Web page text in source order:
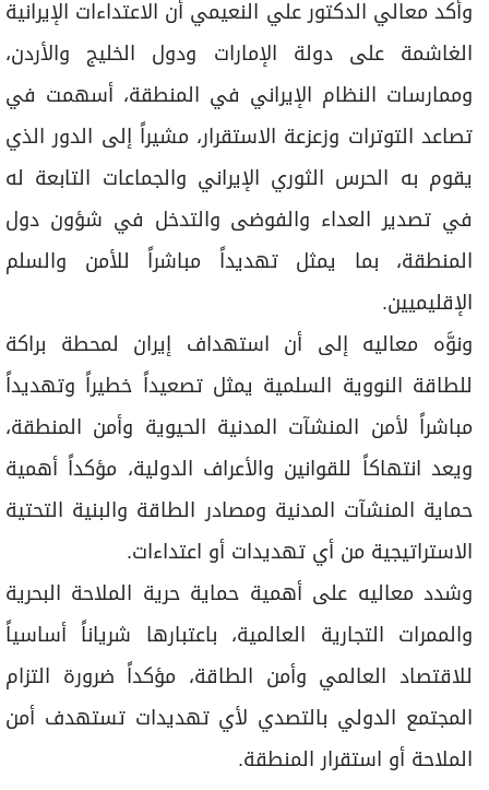
وأكد معالي الدكتور علي النعيمي أن الاعتداءات الإيرانية
الغاشمة على دولة الإمارات ودول الخليج والأردن،
وممارسات النظام الإيراني في المنطقة، أسهمت في
تصاعد التوترات وزعزعة الاستقرار، مشيراً إلى الدور الذي
يقوم به الحرس الثوري الإيراني والجماعات التابعة له
في تصدير العداء والفوضى والتدخل في شؤون دول
المنطقة، بما يمثل تهديداً مباشراً للأمن والسلم
الإقليميين.
ونوَّه معاليه إلى أن استهداف إيران لمحطة براكة
للطاقة النووية السلمية يمثل تصعيداً خطيراً وتهديداً
مباشراً لأمن المنشآت المدنية الحيوية وأمن المنطقة،
ويعد انتهاكاً للقوانين والأعراف الدولية، مؤكداً أهمية
حماية المنشآت المدنية ومصادر الطاقة والبنية التحتية
الاستراتيجية من أي تهديدات أو اعتداءات.
وشدد معاليه على أهمية حماية حرية الملاحة البحرية
والممرات التجارية العالمية، باعتبارها شرياناً أساسياً
للاقتصاد العالمي وأمن الطاقة، مؤكداً ضرورة التزام
المجتمع الدولي بالتصدي لأي تهديدات تستهدف أمن
الملاحة أو استقرار المنطقة.